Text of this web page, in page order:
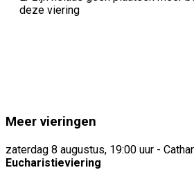
deze viering
Meer vieringen
zaterdag 8 augustus, 19:00 uur -
Eucharistieviering